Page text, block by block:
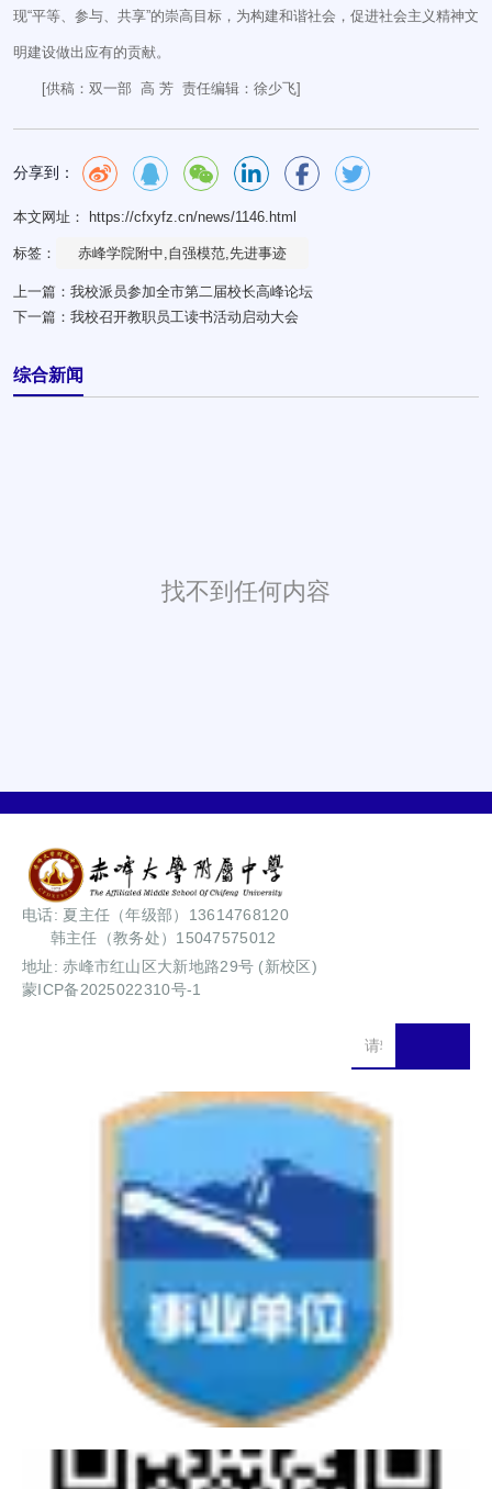
现“平等、参与、共享”的崇高目标，为构建和谐社会，促进社会主义精神文
明建设做出应有的贡献。
[供稿：双一部 高 芳 责任编辑：徐少飞]
分享到：
本文网址： https://cfxyfz.cn/news/1146.html
标签： 赤峰学院附中,自强模范,先进事迹
上一篇： 我校派员参加全市第二届校长高峰论坛
下一篇： 我校召开教职员工读书活动启动大会
综合新闻
找不到任何内容
电话: 夏主任（年级部）13614768120
韩主任（教务处）15047575012
地址: 赤峰市红山区大新地路29号 (新校区)
蒙ICP备2025022310号-1